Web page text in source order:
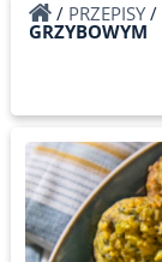
/ PRZEPISY/
GRZYBOWYM